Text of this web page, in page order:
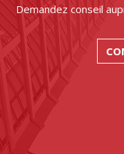
Demandez conseil